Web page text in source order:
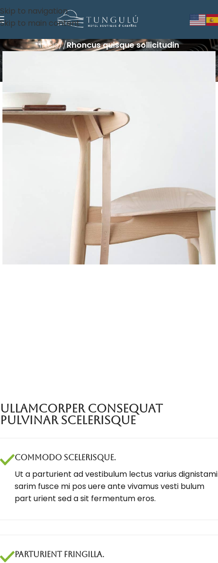
Skip to navigation
Skip to main content
Inicio//Rhoncus quisque sollicitudin
ULLAMCORPER CONSEQUAT
PULVINAR SCELERISQUE
COMMODO SCELERISQUE.
Ut a parturient ad vestibulum lectus varius dignistami
sarim fusce mi pos uere ante vivamus vesti bulum
part urient sed a sit fermentum eros.
PARTURIENT FRINGILLA.